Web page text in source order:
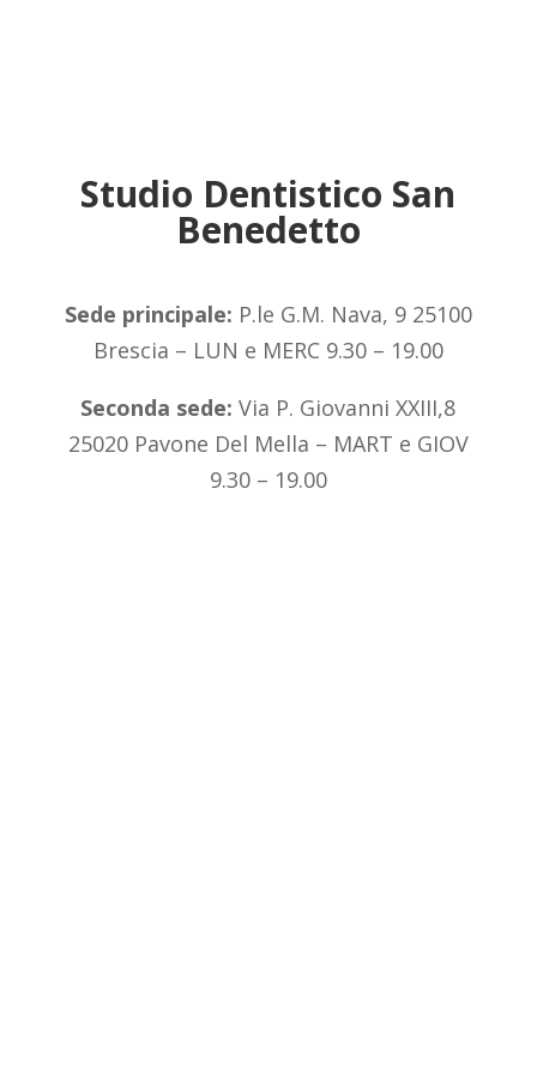
Studio Dentistico San
Benedetto
Sede principale: P.le G.M. Nava, 9 25100
Brescia – LUN e MERC 9.30 – 19.00
Seconda sede: Via P. Giovanni XXIII,8
25020 Pavone Del Mella – MART e GIOV
9.30 – 19.00